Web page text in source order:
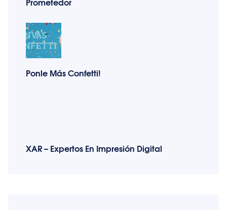
Ponle Más Confetti!
XAR – Expertos En Impresión Digital